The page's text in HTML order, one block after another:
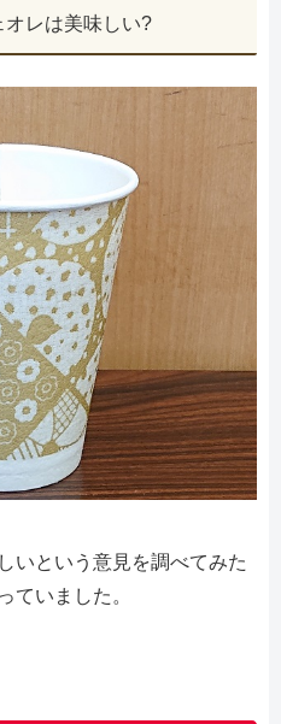
オレは美味しい?
いという意見を調べてみた
ていました。